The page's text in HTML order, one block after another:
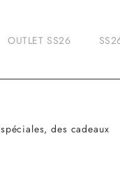
OUTLET SS26
des cadeaux